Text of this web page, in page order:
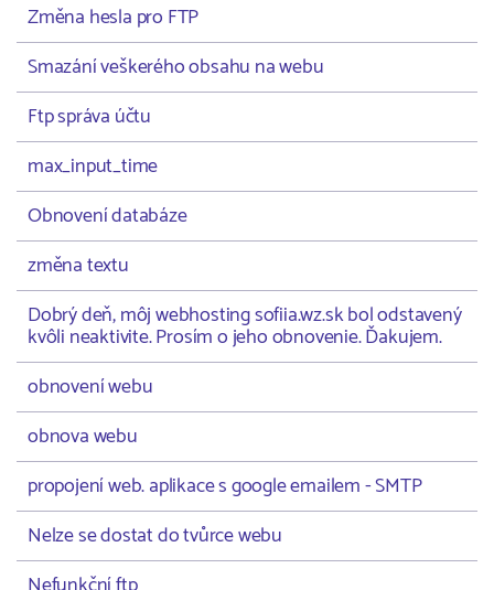
Změna hesla pro FTP
Smazání veškerého obsahu na webu
Ftp správa účtu
max_input_time
Obnovení databáze
změna textu
Dobrý deň, môj webhosting sofiia.wz.sk bol odstavený
kvôli neaktivite. Prosím o jeho obnovenie. Ďakujem.
obnovení webu
obnova webu
propojení web. aplikace s google emailem - SMTP
Nelze se dostat do tvůrce webu